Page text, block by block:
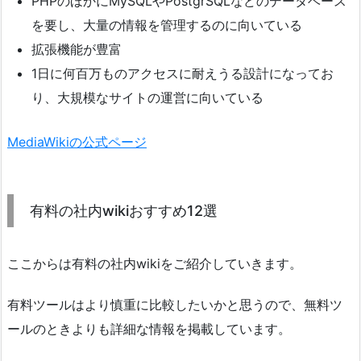
を要し、大量の情報を管理するのに向いている
拡張機能が豊富
1日に何百万ものアクセスに耐えうる設計になってお
り、大規模なサイトの運営に向いている
MediaWikiの公式ページ
有料の社内wikiおすすめ12選
ここからは有料の社内wikiをご紹介していきます。
有料ツールはより慎重に比較したいかと思うので、無料ツ
ールのときよりも詳細な情報を掲載しています。